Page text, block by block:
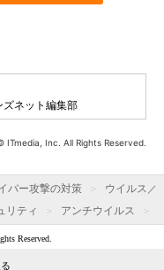
ズネット編集部
ITmedia, Inc. All Rights Reserved.
バー攻撃の対策
ウイルス／
リティ アンチウイルス
Reserved.